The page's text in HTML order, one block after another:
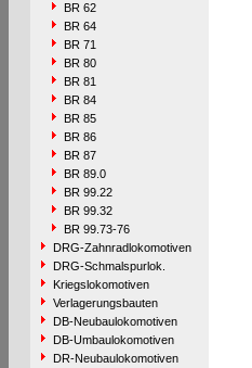
BR 62
BR 64
BR 71
BR 80
BR 81
BR 84
BR 85
BR 86
BR 87
BR 89.0
BR 99.22
BR 99.32
BR 99.73-76
DRG-Zahnradlokomotiven
DRG-Schmalspurlok.
Kriegslokomotiven
Verlagerungsbauten
DB-Neubaulokomotiven
DB-Umbaulokomotiven
DR-Neubaulokomotiven